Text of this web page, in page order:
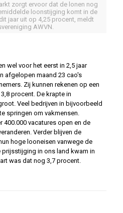
zorgt ervoor dat de lonen nog
loonstijging komt in de
jaar uit op 4,25 procent, meldt
AWVN.
wel voor het eerst in 2,5 jaar
afgelopen maand 23 cao's
Zij kunnen rekenen op een
procent. De krapte in
Veel bedrijven in bijvoorbeeld
springen om vakmensen.
400.000 vacatures open en de
Verder blijven de
hoge looneisen vanwege de
in ons land kwam in
was dat nog 3,7 procent.